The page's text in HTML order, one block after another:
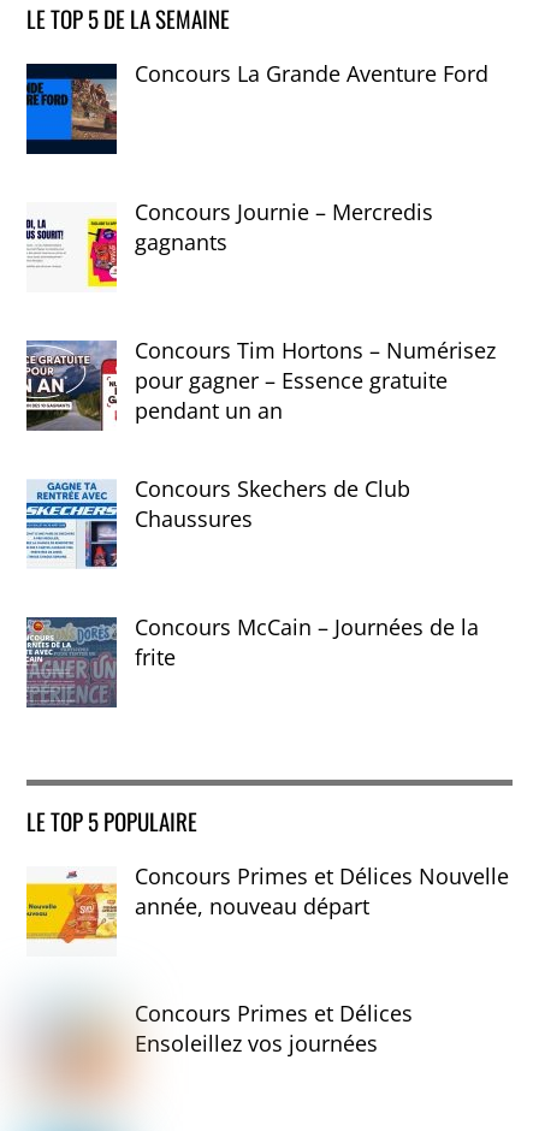
LE TOP 5 DE LA SEMAINE
Concours La Grande Aventure Ford
Concours Journie – Mercredis
gagnants
Concours Tim Hortons – Numérisez
pour gagner – Essence gratuite
pendant un an
Concours Skechers de Club
Chaussures
Concours McCain – Journées de la
frite
LE TOP 5 POPULAIRE
Concours Primes et Délices Nouvelle
année, nouveau départ
Concours Primes et Délices
Ensoleillez vos journées